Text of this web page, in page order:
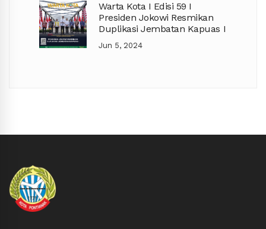
Warta Kota I Edisi 59 I
Presiden Jokowi Resmikan
Duplikasi Jembatan Kapuas I
Jun 5, 2024